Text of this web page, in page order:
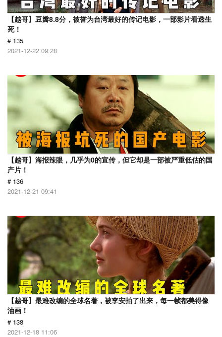
【越哥】豆瓣8.8分，被誉为台湾最好的传记电影，一部影片看透生
死！
# 135
2021-12-22 09:28
【越哥】海报辣眼，几乎为0的宣传，但它却是一部被严重低估的国
产片！
# 136
2021-12-21 09:41
【越哥】最难改编的全球名著，被李安拍了出来，每一帧都美得像
油画！
# 138
2021-12-18 11:06